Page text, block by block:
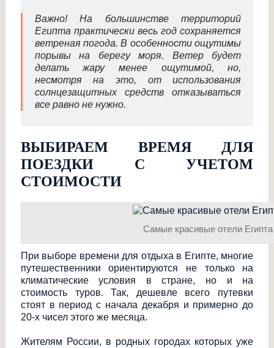
Важно! На большинстве территорий
Египта практически весь год сохраняется
ветреная погода. В особенности ощутимы
порывы на берегу моря. Ветер будет
делать жару менее ощутимой, но,
несмотря на это, от использования
солнцезащитных средств отказываться
все равно не нужно.
ВЫБИРАЕМ ВРЕМЯ ДЛЯ
ПОЕЗДКИ С УЧЕТОМ
СТОИМОСТИ
Самые красивые отели Египта
При выборе времени для отдыха в Египте, многие
путешественники ориентируются не только на
климатические условия в стране, но и на
стоимость туров. Так, дешевле всего путевки
стоят в период с начала декабря и примерно до
20-х чисел этого же месяца.
Жителям России, в родных городах которых уже